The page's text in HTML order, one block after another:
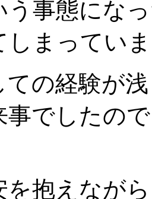
う事態にな
しまってい
ての経験が
事でしたの
を抱えなが